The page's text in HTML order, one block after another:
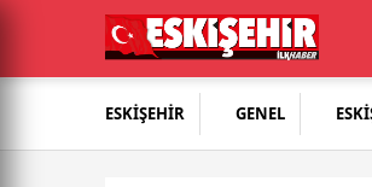
ESKİŞEHİR GENEL